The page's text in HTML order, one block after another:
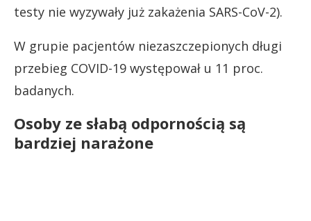
testy nie wyzywały już zakażenia SARS-CoV-2).
W grupie pacjentów niezaszczepionych długi
przebieg COVID-19 występował u 11 proc.
badanych.
Osoby ze słabą odpornością są
bardziej narażone